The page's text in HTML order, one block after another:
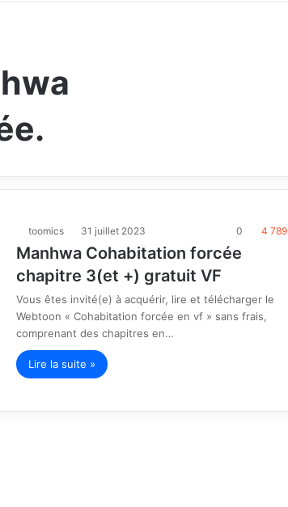
toomics 31 juillet 2023 0 4 789
Manhwa Cohabitation forcée
chapitre 3(et +) gratuit VF
Vous êtes invité(e) à acquérir, lire et télécharger le
Webtoon « Cohabitation forcée en vf » sans frais,
comprenant des chapitres en…
Lire la suite »